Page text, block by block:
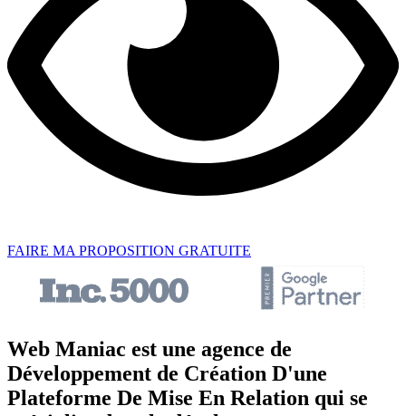
FAIRE MA PROPOSITION GRATUITE
Web Maniac est une agence de
Développement de Création D'une
Plateforme De Mise En Relation qui se